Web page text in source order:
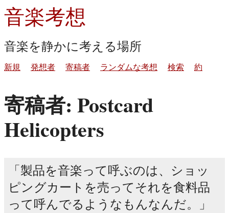
音楽考想
音楽を静かに考える場所
新規 発想者 寄稿者 ランダムな考想 検索 約
寄稿者: Postcard
Helicopters
製品を音楽って呼ぶのは、ショッ
ピングカートを売ってそれを食料品
って呼んでるようなもんなんだ。